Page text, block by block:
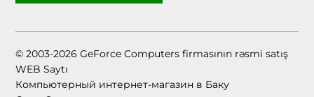
© 2003-2026 GeForce Computers firmasının rəsmi satış
WEB Saytı
Компьютерный интернет-магазин в Баку